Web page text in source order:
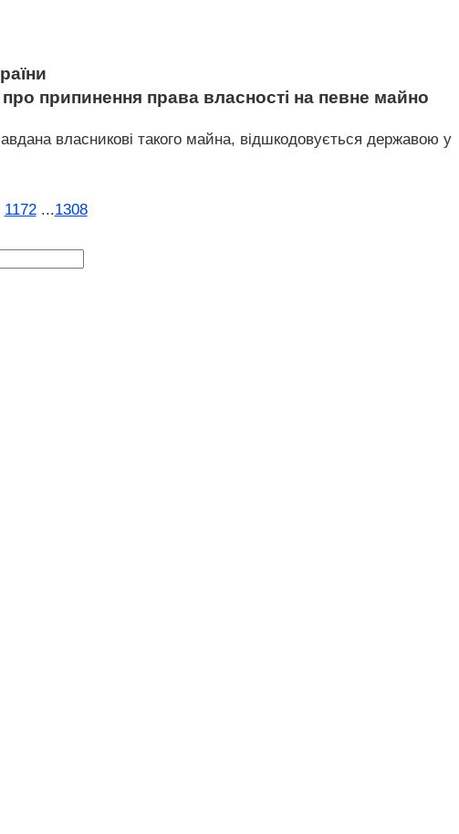
припинення права власності на певне майно
власникові такого майна, відшкодовується державою у
1172 ...1308